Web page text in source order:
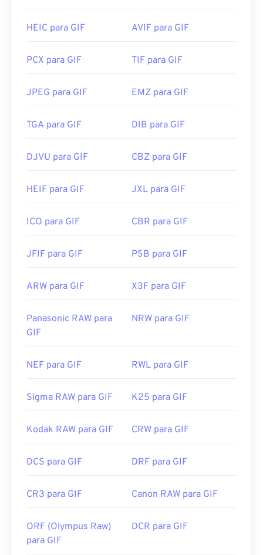
ferramentade redimensionamento de imagens
Group
Ferramentas JPG relacionadas:
Use nossoSeletor de Corespara escolher cores de
como o Adobe Photoshop . No Windows, abra GIFs
Elements
, Roxio Creator NXT Pro
e outros. No
macOS, use visualizadores e editores de imagens
Desenvolvido por:
CompuServe, Inc.
Links úteis: https://en.wikipedia.org/wiki/GIF
HEIC para GIF AVIF para GIF
PCX para GIF TIF para GIF
JPEG para GIF EMZ para GIF
TGA para GIF DIB para GIF
DJVU para GIF CBZ para GIF
HEIF para GIF JXL para GIF
ICO para GIF CBR para GIF
JFIF para GIF PSB para GIF
ARW para GIF X3F para GIF
Panasonic RAW para
GIF
NRW para GIF
NEF para GIF RWL para GIF
Sigma RAW para GIF K25 para GIF
Kodak RAW para GIF CRW para GIF
DCS para GIF DRF para GIF
CR3 para GIF Canon RAW para GIF
ORF (Olympus Raw)
para GIF
DCR para GIF